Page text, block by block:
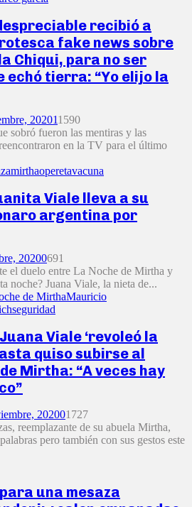
recibió a
fake news sobre
Chiqui, para no ser
echó tierra: “Yo elijo la
202011590
sobró fueron las mentiras y las
en la TV para el último
mirthaoperetavacuna
Viale lleva a su
argentina por
20200691
el duelo entre La Noche de Mirtha y
noche? Juana Viale, la nieta de...
de MirthaMauricio
seguridad
Viale ‘revoleó la
quiso subirse al
Mirtha: “A veces hay
202001727
reemplazante de su abuela Mirtha,
pero también con sus gestos este
una mesaza